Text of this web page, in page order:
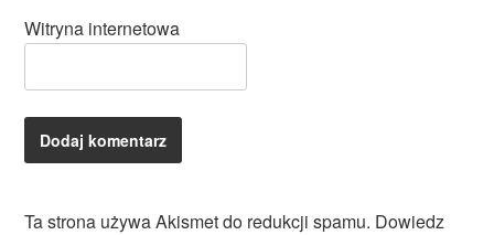
Witryna internetowa
Ta strona używa Akismet do redukcji spamu. Dowiedz